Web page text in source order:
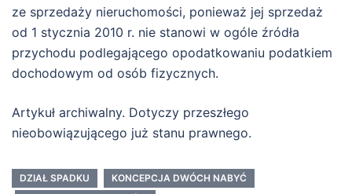
ze sprzedaży nieruchomości, ponieważ jej sprzedaż
od 1 stycznia 2010 r. nie stanowi w ogóle źródła
przychodu podlegającego opodatkowaniu podatkiem
dochodowym od osób fizycznych.
Artykuł archiwalny. Dotyczy przeszłego
nieobowiązującego już stanu prawnego.
DZIAŁ SPADKU
KONCEPCJA DWÓCH NABYĆ